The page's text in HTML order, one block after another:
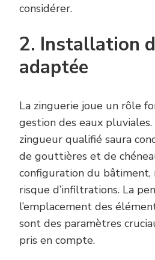
considérer.
2. Installation
adaptée
La zinguerie joue un rôle
gestion des eaux
zingueur qualifié saura
de gouttières et de
configuration du bâtiment,
risque d’infiltrations. La
l’emplacement des
sont des paramètres
pris en compte.